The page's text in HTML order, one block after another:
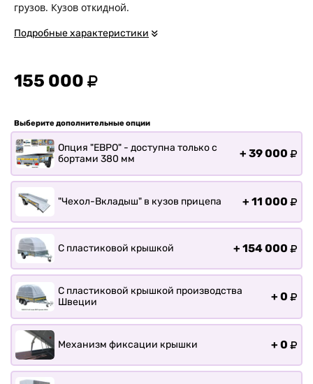
Прицепы для мотоблока
Запчасти
Хоз. товары
Дилеры
Тюнинг прицепов
Получить прицеп
Статьи
Оплата
грузов. Кузов откидной.
Подробные характеристики
155 000
Выберите дополнительные опции
Опция "ЕВРО" - доступна только с
бортами 380 мм
+ 39 000
"Чехол-Вкладыш" в кузов прицепа + 11 000
С пластиковой крышкой + 154 000
С пластиковой крышкой производства
Швеции
+ 0
Механизм фиксации крышки + 0